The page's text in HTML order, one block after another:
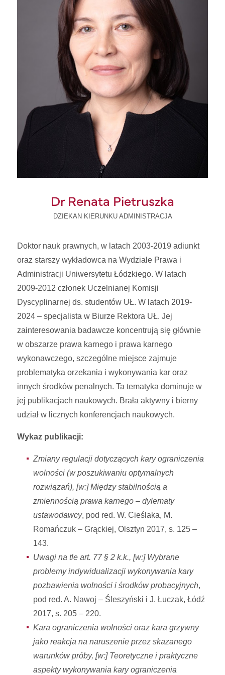
Dr Renata Pietruszka
DZIEKAN KIERUNKU ADMINISTRACJA
Doktor nauk prawnych, w latach 2003-2019 adiunkt
oraz starszy wykładowca na Wydziale Prawa i
Administracji Uniwersytetu Łódzkiego. W latach
2009-2012 członek Uczelnianej Komisji
Dyscyplinarnej ds. studentów UŁ. W latach 2019-
2024 – specjalista w Biurze Rektora UŁ. Jej
zainteresowania badawcze koncentrują się głównie
w obszarze prawa karnego i prawa karnego
wykonawczego, szczególne miejsce zajmuje
problematyka orzekania i wykonywania kar oraz
innych środków penalnych. Ta tematyka dominuje w
jej publikacjach naukowych. Brała aktywny i bierny
udział w licznych konferencjach naukowych.
Wykaz publikacji:
Zmiany regulacji dotyczących kary ograniczenia
wolności (w poszukiwaniu optymalnych
rozwiązań), [w:] Między stabilnością a
zmiennością prawa karnego – dylematy
ustawodawcy, pod red. W. Cieślaka, M.
Romańczuk – Grąckiej, Olsztyn 2017, s. 125 –
143.
Uwagi na tle art. 77 § 2 k.k., [w:] Wybrane
problemy indywidualizacji wykonywania kary
pozbawienia wolności i środków probacyjnych,
pod red. A. Nawoj – Śleszyński i J. Łuczak, Łódź
2017, s. 205 – 220.
Kara ograniczenia wolności oraz kara grzywny
jako reakcja na naruszenie przez skazanego
warunków próby, [w:] Teoretyczne i praktyczne
aspekty wykonywania kary ograniczenia